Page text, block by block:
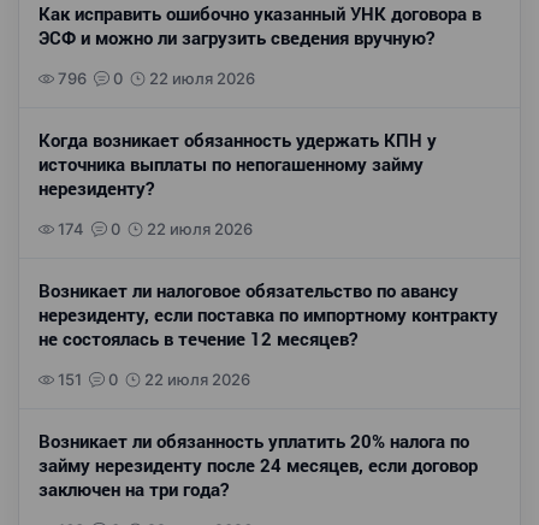
Как исправить ошибочно указанный УНК договора в
ЭСФ и можно ли загрузить сведения вручную?
796 0 22 июля 2026
Когда возникает обязанность удержать КПН у
источника выплаты по непогашенному займу
нерезиденту?
174 0 22 июля 2026
Возникает ли налоговое обязательство по авансу
нерезиденту, если поставка по импортному контракту
не состоялась в течение 12 месяцев?
151 0 22 июля 2026
Возникает ли обязанность уплатить 20% налога по
займу нерезиденту после 24 месяцев, если договор
заключен на три года?